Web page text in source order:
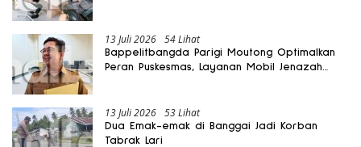
13 Juli 2026 54 Lihat
Bappelitbangda Parigi Moutong Optimalkan
Peran Puskesmas, Layanan Mobil Jenazah
13 Juli 2026 53 Lihat
Dua Emak-emak di Banggai Jadi Korban
Tabrak Lari